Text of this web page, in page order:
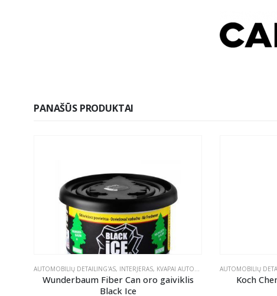
PANAŠŪS PRODUKTAI
AUTOMOBILIŲ DETAILING'AS, INTERJERAS, KVAPAI AUTOMOBILIUI
Wunderbaum Fiber Can oro gaiviklis
Black Ice
AUTOMOBILIŲ
Koch